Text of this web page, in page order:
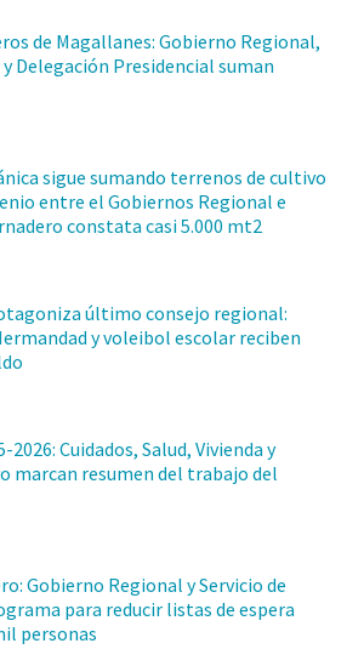
de Magallanes: Gobierno Regional,
Delegación Presidencial suman
sigue sumando terrenos de cultivo
entre el Gobiernos Regional e
constata casi 5.000 mt2
último consejo regional:
y voleibol escolar reciben
Cuidados, Salud, Vivienda y
marcan resumen del trabajo del
Gobierno Regional y Servicio de
para reducir listas de espera
personas